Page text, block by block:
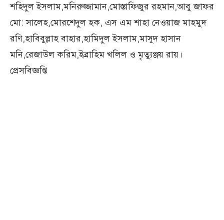
শহিদুল ইসলাম,মনিরুজ্জামান,মোস্তাফিজুর রহমান,আবু জাফর
মো: সালেহ,মোরশেদুল হক, এস এম শাহা নেওয়াজ মাহমুদ
রণি,হাবিবুল্লাহ বাহার,হামিদুল ইসলাম,মাসুদ হাসান
মনি,রেজাউল করিম,ইব্রাহিম খলিল ও মৃত্যুঞ্জয় রায়।
প্রেসবিজ্ঞপ্তি